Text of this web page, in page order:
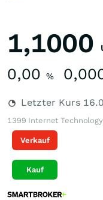
1,1000
0,00 %
Letzter Kurs
1399 Internet
Verkauf
Kauf